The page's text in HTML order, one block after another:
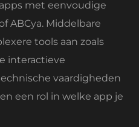
met eenvoudige
ABCya. Middelbare
tools aan zoals
interactieve
vaardigheden
een rol in welke app je